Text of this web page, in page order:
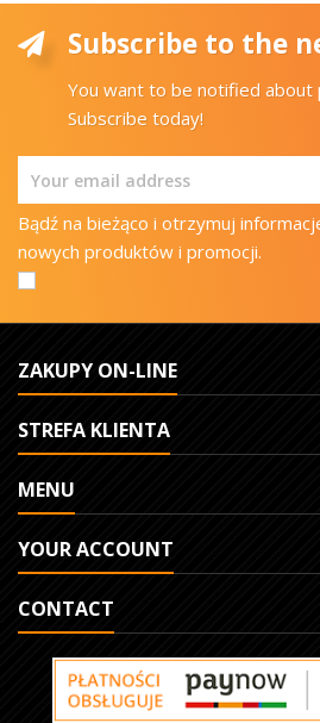
Subscribe to the
You want to be notified about
Subscribe today!
Bądź na bieżąco i otrzymuj
nowych produktów i promocji.
ZAKUPY ON-LINE
STREFA KLIENTA
MENU
YOUR ACCOUNT
CONTACT